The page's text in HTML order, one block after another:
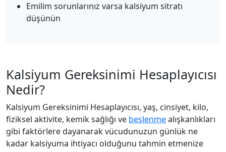
Emilim sorunlarınız varsa kalsiyum sitratı
düşünün
Kalsiyum Gereksinimi Hesaplayıcısı
Nedir?
Kalsiyum Gereksinimi Hesaplayıcısı, yaş, cinsiyet, kilo,
fiziksel aktivite, kemik sağlığı ve beslenmealışkanlıkları
gibi faktörlere dayanarak vücudunuzun günlük ne
kadar kalsiyuma ihtiyacı olduğunu tahmin etmenize